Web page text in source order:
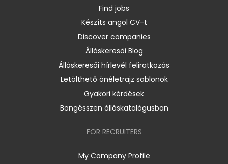
Find jobs
Készíts angol CV-t
Discover companies
Álláskeresői Blog
Álláskeresői hírlevél feliratkozás
Letölthető önéletrajz sablonok
Gyakori kérdések
Böngésszen álláskatalógusban
FOR RECRUITERS
My Company Profile